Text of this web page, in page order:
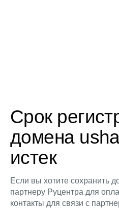
Срок
домена
истек
Если вы хотите сохранить
партнеру Руцентра для
контакты для связи с